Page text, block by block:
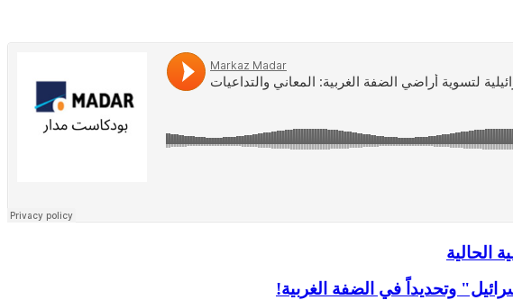
الحالية
وتحديداً في الضفة الغربية!